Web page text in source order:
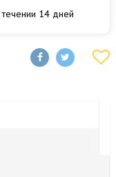
14 дней